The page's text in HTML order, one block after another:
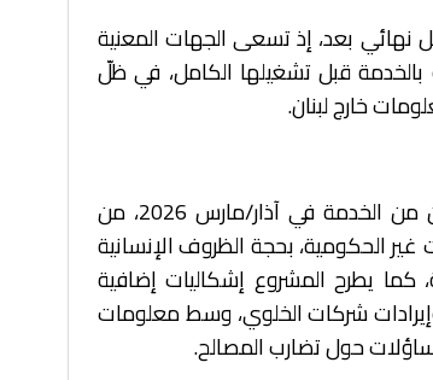
بعد، إذ تسعى الجهات المعنية
بالخدمة قبل تشغيلها الكامل، في ظلّ
خارج لبنان.
فإنّ توسيع نطاق المستفيدين من الخدمة في آذار/مارس 2026، من
غير الحكومية، بحجة الظروف الإنسانية
كما يطرح المشروع إشكاليات إضافية
شركات الخلوي، وسط معلومات
حول تضارب المصالح.